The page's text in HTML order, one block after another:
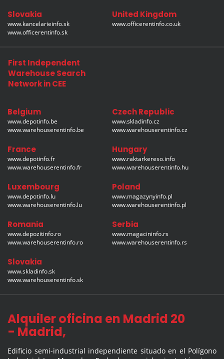
Slovakia
www.kancelarieinfo.sk
www.officerentinfo.sk
United Kingdom
www.officerentinfo.co.uk
First Independent
Warehouse Search
Network in CEE
Belgium
www.depotinfo.be
www.warehouserentinfo.be
Czech Republic
www.skladinfo.cz
www.warehouserentinfo.cz
France
www.depotinfo.fr
www.warehouserentinfo.fr
Hungary
www.raktarkereso.info
www.warehouserentinfo.hu
Luxembourg
www.depotinfo.lu
www.warehouserentinfo.lu
Poland
www.magazynyinfo.pl
www.warehouserentinfo.pl
Romania
www.depozitinfo.ro
www.warehouserentinfo.ro
Serbia
www.magacininfo.rs
www.warehouserentinfo.rs
Slovakia
www.skladinfo.sk
www.warehouserentinfo.sk
Alquiler oficina en Madrid 20
- Madrid,
Edificio semi-industrial independiente situado en el Polígono